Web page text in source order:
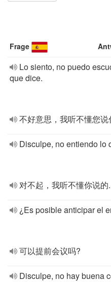
Frage
Lo siento, no puedo
que dice.
不好意思，我听不懂您说
Disculpe, no entiendo lo
对不起，我听不懂你说的.
¿Es posible anticipar el
可以提前会议吗?
Disculpe, no hay buena